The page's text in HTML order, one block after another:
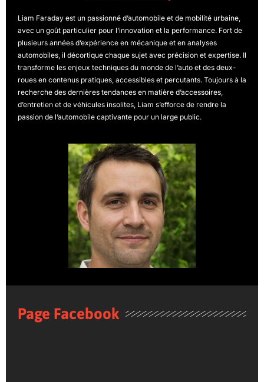
Liam Faraday est un passionné d’automobile et de mobilité urbaine,
avec un goût particulier pour l’innovation et la performance. Fort de
plusieurs années d’expérience en mécanique et en analyses
automobiles, il décortique chaque sujet avec précision et expertise. Il
transforme les enjeux techniques du monde de l’auto et des deux-
roues en contenus pratiques, accessibles et percutants. Toujours à la
recherche des dernières tendances en matière d’accessoires,
d’entretien et de véhicules insolites, Liam s’efforce de rendre la
passion de l’automobile captivante pour un large public.
Page Facebook